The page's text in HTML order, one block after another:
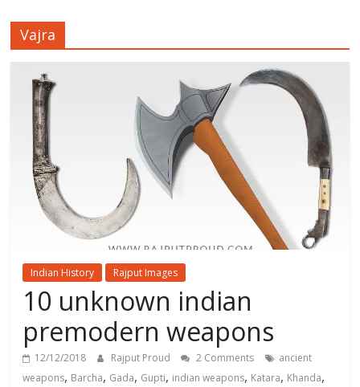
Vajra
Indian History Rajput Images
10 unknown indian
premodern weapons
12/12/2018 Rajput Proud 2 Comments
ancient
weapons, Barcha, Gada, Gupti, indian weapons, Katara, Khanda,